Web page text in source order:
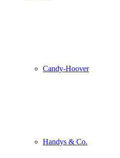
Candy-Hoover
Handys & Co.